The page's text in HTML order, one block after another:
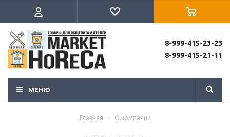
8-999-415-23-23
8-999-415-21-11
МЕНЮ
Главная - О компании